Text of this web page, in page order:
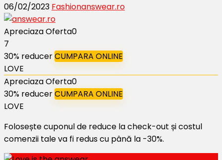
06/02/2023 Fashionanswear.ro
Apreciaza Oferta0
7
30% reducerCUMPARA ONLINE
LOVE
Apreciaza Oferta0
30% reducerCUMPARA ONLINE
LOVE
Folosește cuponul de reduce la check-out și costul
comenzii tale va fi redus cu până la -30%.